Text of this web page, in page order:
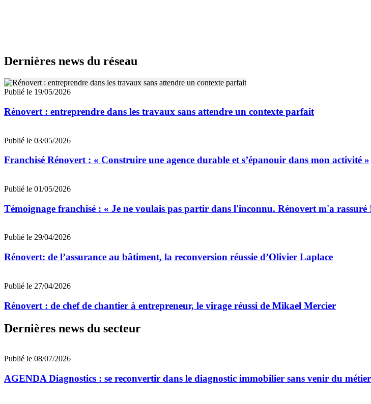
Dernières news du réseau
Publié le 19/05/2026
Rénovert : entreprendre dans les travaux sans attendre un contexte parfait
Publié le 03/05/2026
Franchisé Rénovert : « Construire une agence durable et s’épanouir dans mon activité »
Publié le 01/05/2026
Témoignage franchisé : « Je ne voulais pas partir dans l'inconnu. Rénovert m'a rassuré
Publié le 29/04/2026
Rénovert: de l’assurance au bâtiment, la reconversion réussie d’Olivier Laplace
Publié le 27/04/2026
Rénovert : de chef de chantier à entrepreneur, le virage réussi de Mikael Mercier
Dernières news du secteur
Publié le 08/07/2026
AGENDA Diagnostics : se reconvertir dans le diagnostic immobilier sans venir du métier